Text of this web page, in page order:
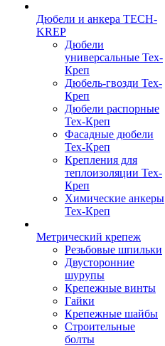
Дюбели и анкера TECH-
KREP
Дюбели
универсальные Тех-
Креп
Дюбель-гвозди Тех-
Креп
Дюбели распорные
Тех-Креп
Фасадные дюбели
Тех-Креп
Крепления для
теплоизоляции Тех-
Креп
Химические анкеры
Тех-Креп
Метрический крепеж
Резьбовые шпильки
Двусторонние
шурупы
Крепежные винты
Гайки
Крепежные шайбы
Строительные
болты